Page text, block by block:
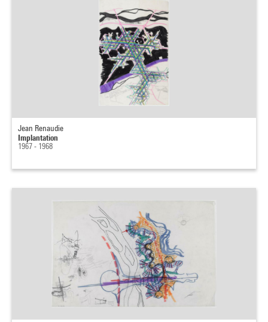
Jean Renaudie
Implantation
1967 - 1968